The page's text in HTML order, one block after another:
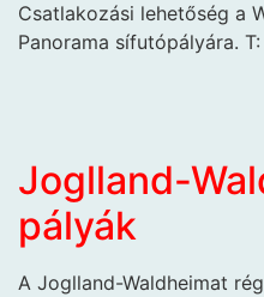
Csatlakozási lehetőség a
Panorama sífutópályára.
Joglland-
pályák
A Joglland-Waldheimat